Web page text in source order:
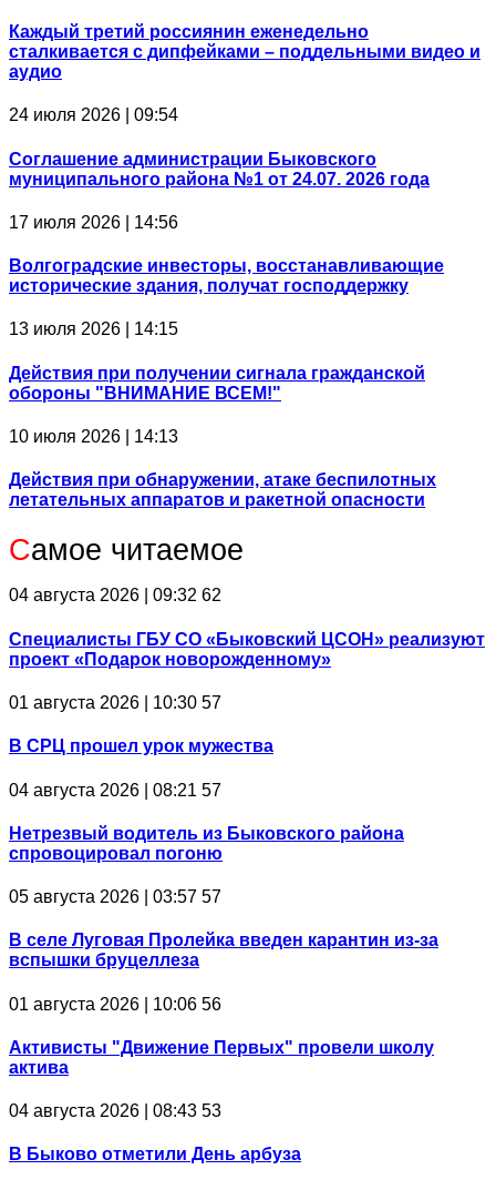
Каждый третий россиянин еженедельно
сталкивается с дипфейками – поддельными видео и
аудио
24 июля 2026 | 09:54
Соглашение администрации Быковского
муниципального района №1 от 24.07. 2026 года
17 июля 2026 | 14:56
Волгоградские инвесторы, восстанавливающие
исторические здания, получат господдержку
13 июля 2026 | 14:15
Действия при получении сигнала гражданской
обороны "ВНИМАНИЕ ВСЕМ!"
10 июля 2026 | 14:13
Действия при обнаружении, атаке беспилотных
летательных аппаратов и ракетной опасности
Самое читаемое
04 августа 2026 | 09:32 62
Специалисты ГБУ СО «Быковский ЦСОН» реализуют
проект «Подарок новорожденному»
01 августа 2026 | 10:30 57
В СРЦ прошел урок мужества
04 августа 2026 | 08:21 57
Нетрезвый водитель из Быковского района
спровоцировал погоню
05 августа 2026 | 03:57 57
В селе Луговая Пролейка введен карантин из-за
вспышки бруцеллеза
01 августа 2026 | 10:06 56
Активисты "Движение Первых" провели школу
актива
04 августа 2026 | 08:43 53
В Быково отметили День арбуза